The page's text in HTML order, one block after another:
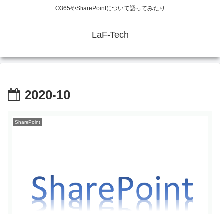
O365やSharePointについて語ってみたり
LaF-Tech
2020-10
SharePoint